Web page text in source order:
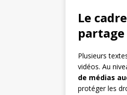
Le
Plusieurs
vidéos. Au
de médias
protéger les